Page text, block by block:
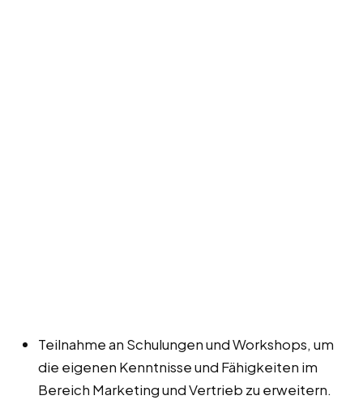
Teilnahme an Schulungen und Workshops, um
die eigenen Kenntnisse und Fähigkeiten im
Bereich Marketing und Vertrieb zu erweitern.